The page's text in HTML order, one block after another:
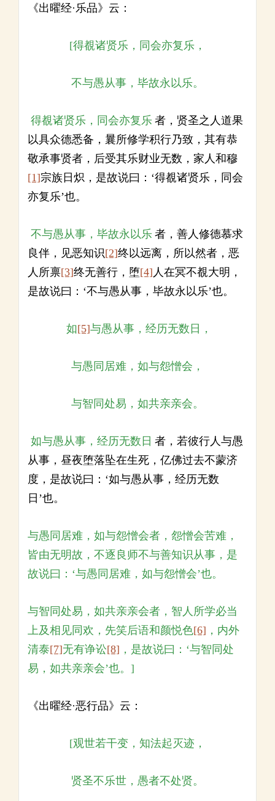
《出曜经·乐品》云：
[得覩诸贤乐，同会亦复乐，
不与愚从事，毕故永以乐。
得覩诸贤乐，同会亦复乐 者，贤圣之人道果
以具众德悉备，曩所修学积行乃致，其有恭
敬承事贤者，后受其乐财业无数，家人和穆
[1]宗族日炽，是故说曰：‘得覩诸贤乐，同会
亦复乐’也。
不与愚从事，毕故永以乐 者，善人修德慕求
良伴，见恶知识[2]终以远离，所以然者，恶
人所禀[3]终无善行，堕[4] 人在冥不覩大明，
是故说曰：‘不与愚从事，毕故永以乐’也。
如[5]与愚从事，经历无数日，
与愚同居难，如与怨憎会，
与智同处易，如共亲亲会。
如与愚从事，经历无数日 者，若彼行人与愚
从事，昼夜堕落坠在生死，亿佛过去不蒙济
度，是故说曰：‘如与愚从事，经历无数
日’也。
与愚同居难，如与怨憎会者，怨憎会苦难，
皆由无明故，不逐良师不与善知识从事，是
故说曰：‘与愚同居难，如与怨憎会’也。
与智同处易，如共亲亲会者，智人所学必当
上及相见同欢，先笑后语和颜悦色[6] ，内外
清泰[7]无有诤讼[8] ，是故说曰：‘与智同处
易，如共亲亲会’也。]
《出曜经·恶行品》云：
[观世若干变，知法起灭迹，
贤圣不乐世，愚者不处贤。